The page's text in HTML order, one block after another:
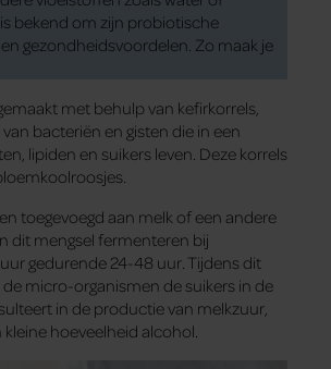
bekend om zijn probiotische
gezondheidsvoordelen. Zo maak je
met behulp van kefirkorrels,
bacteriën en gisten die in een
lipiden en suikers leven. Deze korrels
toegevoegd aan melk of een andere
dit mengsel fermenteren bij
gedurende 24-48 uur. Tijdens dit
micro-organismen de suikers in de
in de productie van melkzuur,
hoeveelheid alcohol.